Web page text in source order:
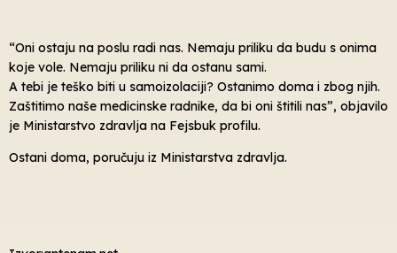
“Oni ostaju na poslu radi nas. Nemaju priliku da budu s onima
koje vole. Nemaju priliku ni da ostanu sami.
A tebi je teško biti u samoizolaciji? Ostanimo doma i zbog njih.
Zaštitimo naše medicinske radnike, da bi oni štitili nas”, objavilo
je Ministarstvo zdravlja na Fejsbuk profilu.
Ostani doma, poručuju iz Ministarstva zdravlja.